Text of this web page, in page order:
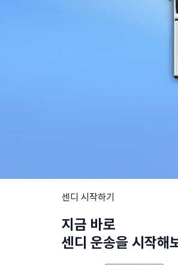
센디 시작하기
지금 바로
센디 운송을 시작해